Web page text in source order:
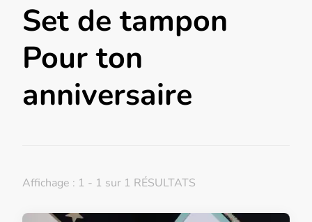
Set de tampon
Pour ton
anniversaire
Affichage : 1 - 1 sur 1 RÉSULTATS